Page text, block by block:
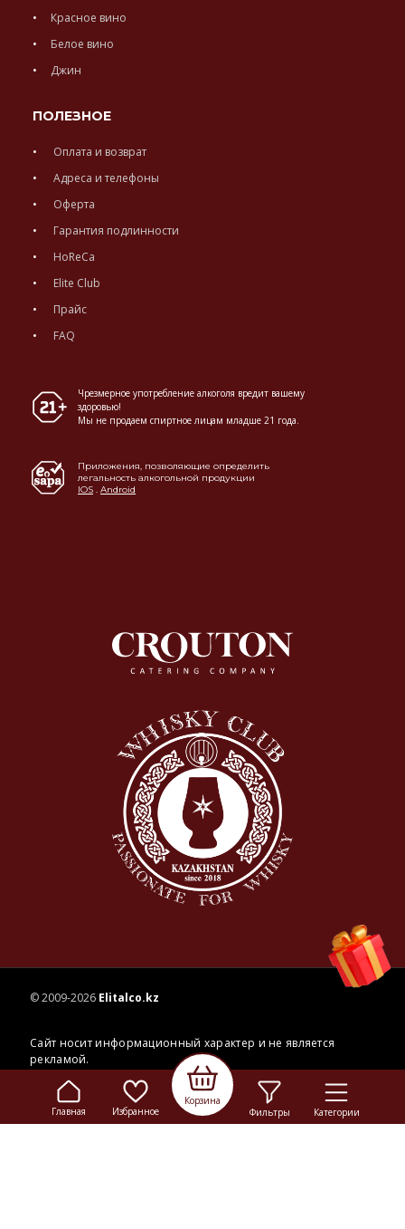
Главная Избранное
Корзина
Фильтры
Категории
Красное вино
Белое вино
Джин
ПОЛЕЗНОЕ
Оплата и возврат
Адреса и телефоны
Оферта
Гарантия подлинности
HoReCa
Elite Club
Прайс
FAQ
Чрезмерное употребление алкоголя вредит вашему
здоровью!
Мы не продаем спиртное лицам младше 21 года.
Приложения, позволяющие определить
легальность алкогольной продукции
IOS . Android
© 2009-2026
Сайт носит информационный характер и не является
рекламой.